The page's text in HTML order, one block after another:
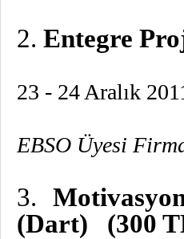
2. Entegre
23 - 24 Aralık
EBSO Üyesi
3.
(Dart) (300